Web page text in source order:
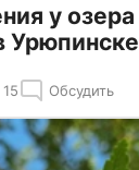
у озера
Урюпинске
15 Обсудить